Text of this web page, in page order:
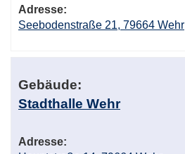
Adresse:
Seebodenstraße 21, 79664 Wehr
Gebäude:
Stadthalle Wehr
Adresse: